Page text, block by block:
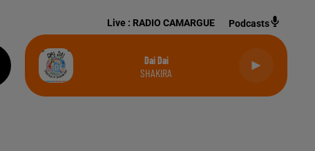
Live : RADIO CAMARGUE Podcasts
Dai Dai
SHAKIRA